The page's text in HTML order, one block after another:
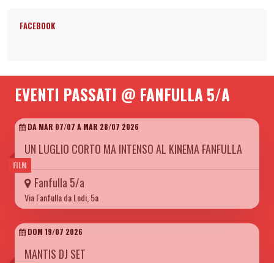
FACEBOOK
EVENTI PASSATI @ FANFULLA 5/A
FILM
DA MAR 07/07 A MAR 28/07 2026
UN LUGLIO CORTO MA INTENSO AL KINEMA FANFULLA
Fanfulla 5/a
Via Fanfulla da Lodi, 5a
DOM 19/07 2026
MANTIS DJ SET